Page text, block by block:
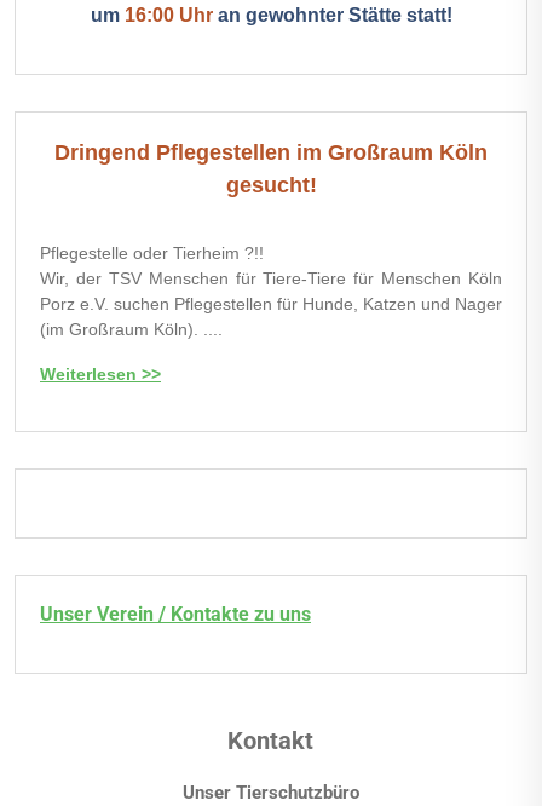
um 16:00 Uhran gewohnter Stätte statt!
Dringend Pflegestellen im Großraum Köln
gesucht!
Pflegestelle oder Tierheim ?!!
Wir, der TSV Menschen für Tiere-Tiere für Menschen Köln
Porz e.V. suchen Pflegestellen für Hunde, Katzen und Nager
(im Großraum Köln). ....
Weiterlesen >>
Unser Verein / Kontakte zu uns
Kontakt
Unser Tierschutzbüro